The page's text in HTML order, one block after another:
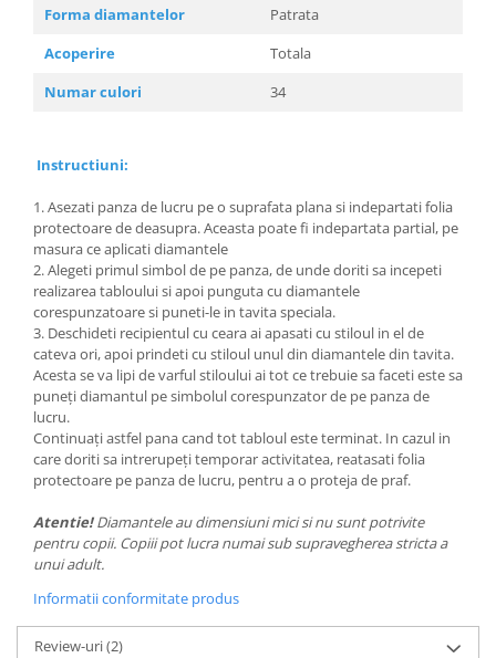
Forma diamantelor
Patrata
Acoperire
Totala
Numar culori
34
Instructiuni:
1. Asezati panza de lucru pe o suprafata plana si indepartati folia
protectoare de deasupra. Aceasta poate fi indepartata partial, pe
masura ce aplicati diamantele
2. Alegeti primul simbol de pe panza, de unde doriti sa incepeti
realizarea tabloului si apoi punguta cu diamantele
corespunzatoare si puneti-le in tavita speciala.
3. Deschideti recipientul cu ceara ai apasati cu stiloul in el de
cateva ori, apoi prindeti cu stiloul unul din diamantele din tavita.
Acesta se va lipi de varful stiloului ai tot ce trebuie sa faceti este sa
puneți diamantul pe simbolul corespunzator de pe panza de
lucru.
Continuați astfel pana cand tot tabloul este terminat. In cazul in
care doriti sa intrerupeți temporar activitatea, reatasati folia
protectoare pe panza de lucru, pentru a o proteja de praf.
Atentie!Diamantele au dimensiuni mici si nu sunt potrivite
pentru copii. Copiii pot lucra numai sub supravegherea stricta a
unui adult.
Informatii conformitate produs
Review-uri(2)